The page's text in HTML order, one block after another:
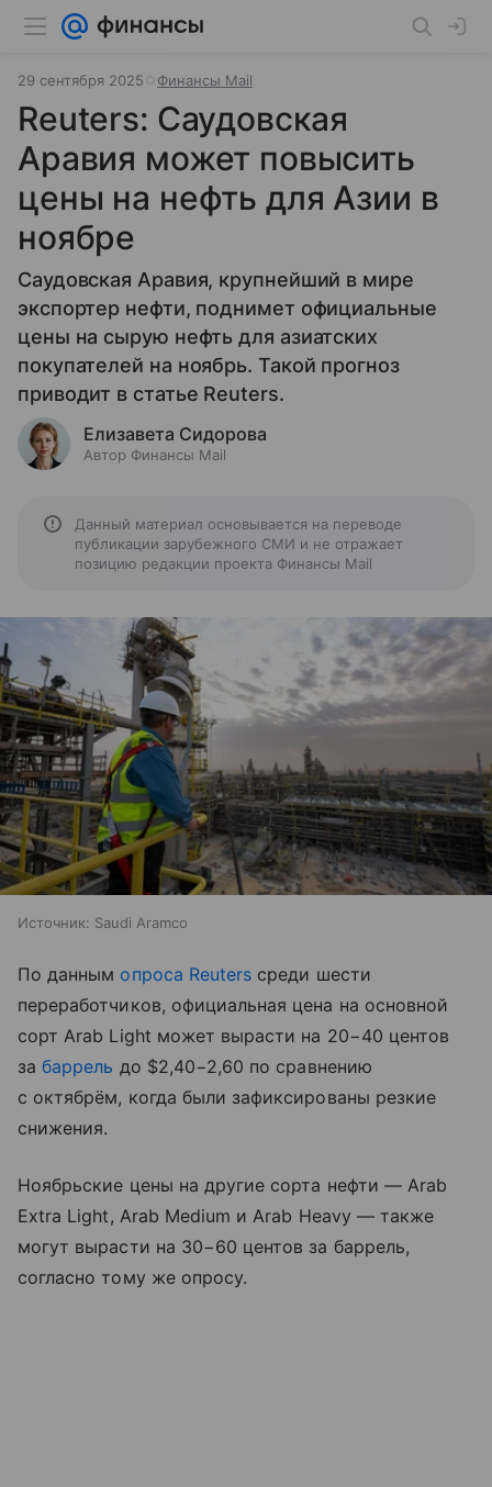
29 сентября 2025 Финансы Mail
Reuters: Саудовская
Аравия может повысить
цены на нефть для Азии в
ноябре
Саудовская Аравия, крупнейший в мире
экспортер нефти, поднимет официальные
цены на сырую нефть для азиатских
покупателей на ноябрь. Такой прогноз
приводит в статье Reuters.
Елизавета Сидорова
Автор Финансы Mail
Данный материал основывается на переводе
публикации зарубежного СМИ и не отражает
позицию редакции проекта Финансы Mail
Источник: Saudi Aramco
По данным опроса Reuters среди шести
переработчиков, официальная цена на основной
сорт Arab Light может вырасти на 20−40 центов
забаррель до $2,40−2,60 по сравнению
с октябрём, когда были зафиксированы резкие
снижения.
Ноябрьские цены на другие сорта нефти — Arab
Extra Light, Arab Medium и Arab Heavy — также
могут вырасти на 30−60 центов за баррель,
согласно тому же опросу.